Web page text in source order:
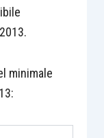
minimale